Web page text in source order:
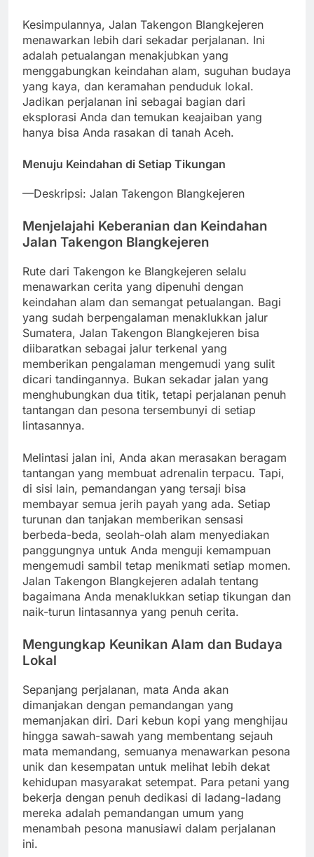
Kesimpulannya, Jalan Takengon Blangkejeren
menawarkan lebih dari sekadar perjalanan. Ini
adalah petualangan menakjubkan yang
menggabungkan keindahan alam, suguhan budaya
yang kaya, dan keramahan penduduk lokal.
Jadikan perjalanan ini sebagai bagian dari
eksplorasi Anda dan temukan keajaiban yang
hanya bisa Anda rasakan di tanah Aceh.
Menuju Keindahan di Setiap Tikungan
—Deskripsi: Jalan Takengon Blangkejeren
Menjelajahi Keberanian dan Keindahan
Jalan Takengon Blangkejeren
Rute dari Takengon ke Blangkejeren selalu
menawarkan cerita yang dipenuhi dengan
keindahan alam dan semangat petualangan. Bagi
yang sudah berpengalaman menaklukkan jalur
Sumatera, Jalan Takengon Blangkejeren bisa
diibaratkan sebagai jalur terkenal yang
memberikan pengalaman mengemudi yang sulit
dicari tandingannya. Bukan sekadar jalan yang
menghubungkan dua titik, tetapi perjalanan penuh
tantangan dan pesona tersembunyi di setiap
lintasannya.
Melintasi jalan ini, Anda akan merasakan beragam
tantangan yang membuat adrenalin terpacu. Tapi,
di sisi lain, pemandangan yang tersaji bisa
membayar semua jerih payah yang ada. Setiap
turunan dan tanjakan memberikan sensasi
berbeda-beda, seolah-olah alam menyediakan
panggungnya untuk Anda menguji kemampuan
mengemudi sambil tetap menikmati setiap momen.
Jalan Takengon Blangkejeren adalah tentang
bagaimana Anda menaklukkan setiap tikungan dan
naik-turun lintasannya yang penuh cerita.
Mengungkap Keunikan Alam dan Budaya
Lokal
Sepanjang perjalanan, mata Anda akan
dimanjakan dengan pemandangan yang
memanjakan diri. Dari kebun kopi yang menghijau
hingga sawah-sawah yang membentang sejauh
mata memandang, semuanya menawarkan pesona
unik dan kesempatan untuk melihat lebih dekat
kehidupan masyarakat setempat. Para petani yang
bekerja dengan penuh dedikasi di ladang-ladang
mereka adalah pemandangan umum yang
menambah pesona manusiawi dalam perjalanan
ini.